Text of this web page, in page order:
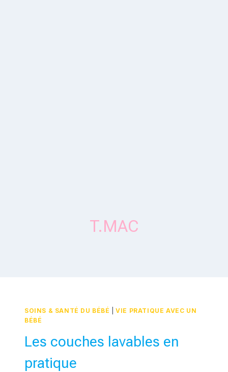
T.MAC
SOINS & SANTÉ DU BÉBÉ |VIE PRATIQUE AVEC UN
BÉBÉ
Les couches lavables en
pratique